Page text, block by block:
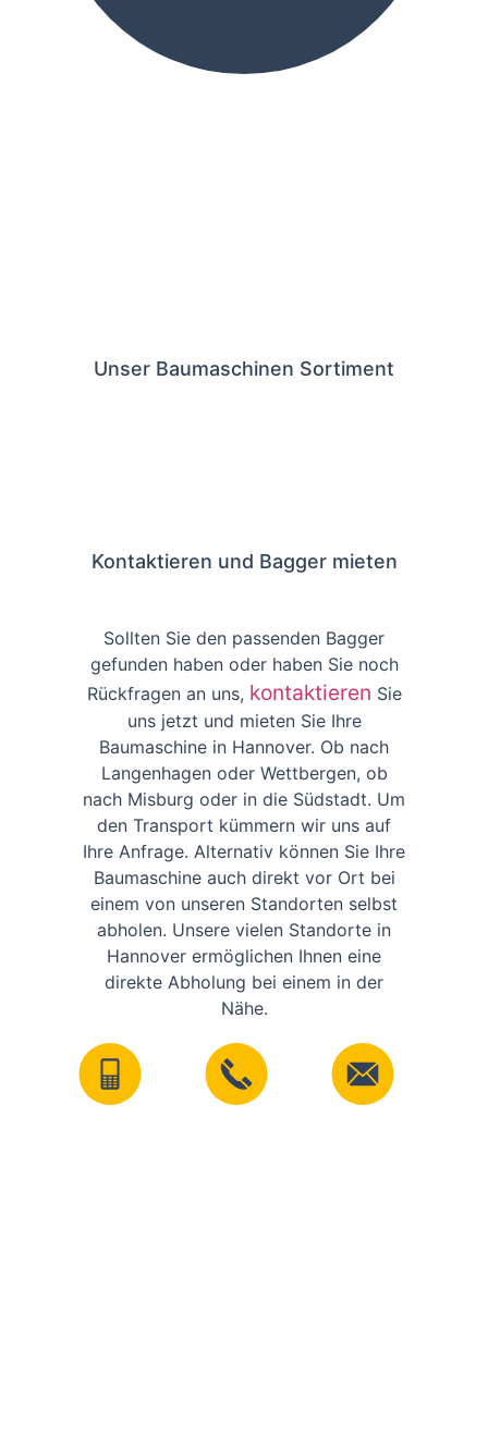
Unser Baumaschinen Sortiment
Kontaktieren und Bagger mieten
Sollten Sie den passenden Bagger
gefunden haben oder haben Sie noch
Rückfragen an uns, kontaktieren Sie
uns jetzt und mieten Sie Ihre
Baumaschine in Hannover. Ob nach
Langenhagen oder Wettbergen, ob
nach Misburg oder in die Südstadt. Um
den Transport kümmern wir uns auf
Ihre Anfrage. Alternativ können Sie Ihre
Baumaschine auch direkt vor Ort bei
einem von unseren Standorten selbst
abholen. Unsere vielen Standorte in
Hannover ermöglichen Ihnen eine
direkte Abholung bei einem in der
Nähe.